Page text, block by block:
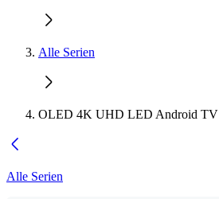
Alle Serien
OLED 4K UHD LED Android TV
Alle Serien